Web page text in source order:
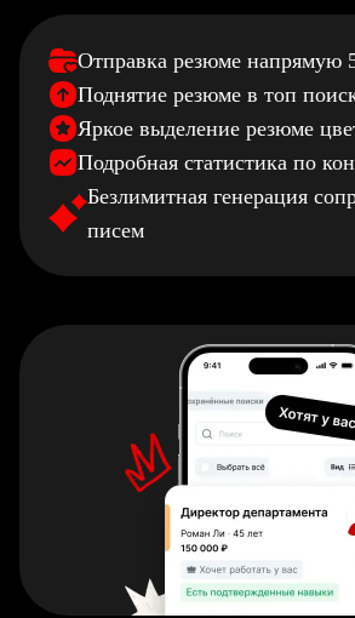
Отправка резюме напрямую
Поднятие резюме в топ
Яркое выделение резюме
Подробная статистика по
Безлимитная генерация
писем